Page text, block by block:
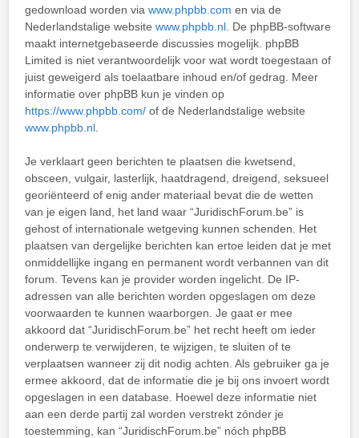
gedownload worden via www.phpbb.com en via de
Nederlandstalige website www.phpbb.nl . De phpBB-software
maakt internetgebaseerde discussies mogelijk. phpBB
Limited is niet verantwoordelijk voor wat wordt toegestaan of
juist geweigerd als toelaatbare inhoud en/of gedrag. Meer
informatie over phpBB kun je vinden op
https://www.phpbb.com/ of de Nederlandstalige website
www.phpbb.nl
Je verklaart geen berichten te plaatsen die kwetsend,
obsceen, vulgair, lasterlijk, haatdragend, dreigend, seksueel
georiënteerd of enig ander materiaal bevat die de wetten
van je eigen land, het land waar “JuridischForum.be” is
gehost of internationale wetgeving kunnen schenden. Het
plaatsen van dergelijke berichten kan ertoe leiden dat je met
onmiddellijke ingang en permanent wordt verbannen van dit
forum. Tevens kan je provider worden ingelicht. De IP-
adressen van alle berichten worden opgeslagen om deze
voorwaarden te kunnen waarborgen. Je gaat er mee
akkoord dat “JuridischForum.be” het recht heeft om ieder
onderwerp te verwijderen, te wijzigen, te sluiten of te
verplaatsen wanneer zij dit nodig achten. Als gebruiker ga je
ermee akkoord, dat de informatie die je bij ons invoert wordt
opgeslagen in een database. Hoewel deze informatie niet
aan een derde partij zal worden verstrekt zónder je
toestemming, kan “JuridischForum.be” nóch phpBB